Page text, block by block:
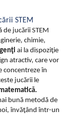
STEM
jucării STEM
chimie,
ai la dispoziţie
atractiv, care vor
concentreze în
jucării le
bună metodă de
învăţând într-un